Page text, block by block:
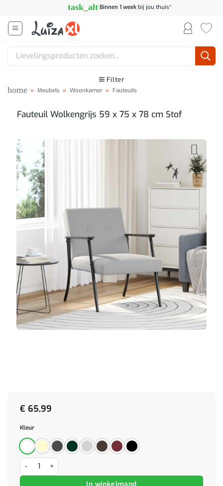
inhoud
task_alt Binnen 1 weekbij jou thuis*
Zoeken
Filter
home » Meubels » Woonkamer » Fauteuils
Fauteuil Wolkengrijs 59 x 75 x 78 cm Stof
€ 65,99
Kleur
Fauteuil Wolkengrijs 59 x 75 x 78 cm Stof aantal